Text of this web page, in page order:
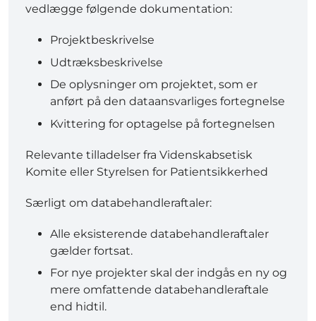
vedlægge følgende dokumentation:
Projektbeskrivelse
Udtræksbeskrivelse
De oplysninger om projektet, som er
anført på den dataansvarliges fortegnelse
Kvittering for optagelse på fortegnelsen
Relevante tilladelser fra Videnskabsetisk
Komite eller Styrelsen for Patientsikkerhed
Særligt om databehandleraftaler:
Alle eksisterende databehandleraftaler
gælder fortsat.
For nye projekter skal der indgås en ny og
mere omfattende databehandleraftale
end hidtil.